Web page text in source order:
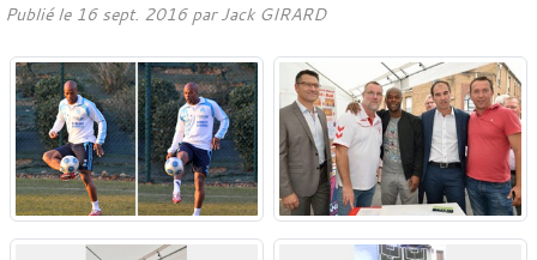
Publié le 16 sept. 2016par Jack GIRARD